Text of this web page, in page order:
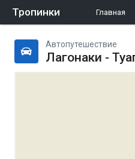
Тропинки Главная
Автопутешествие
Лагонаки -